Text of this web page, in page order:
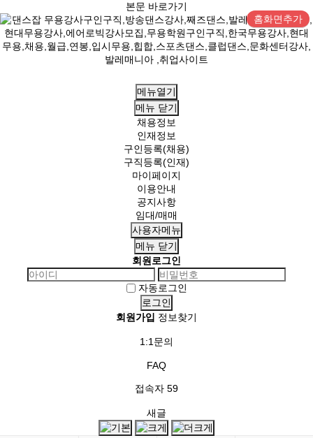
본문 바로가기
홈화면추가
메뉴열기
메뉴 닫기
채용정보
인재정보
구인등록(채용)
구직등록(인재)
마이페이지
이용안내
공지사항
임대/매매
사용자메뉴
메뉴 닫기
회원로그인
자동로그인
회원가입 정보찾기
1:1문의
FAQ
접속자 59
새글